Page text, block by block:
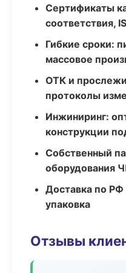
Сертификаты
соответствия,
Гибкие сроки:
массовое
ОТК и
протоколы
Инжиниринг:
конструкции
Собственный
оборудования
Доставка по РФ
упаковка
Отзывы